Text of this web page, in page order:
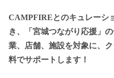
CAMPFIREとのキュレーシ
き、「宮城つながり応援」
業、店舗、施設を対象に、
料でサポートします！